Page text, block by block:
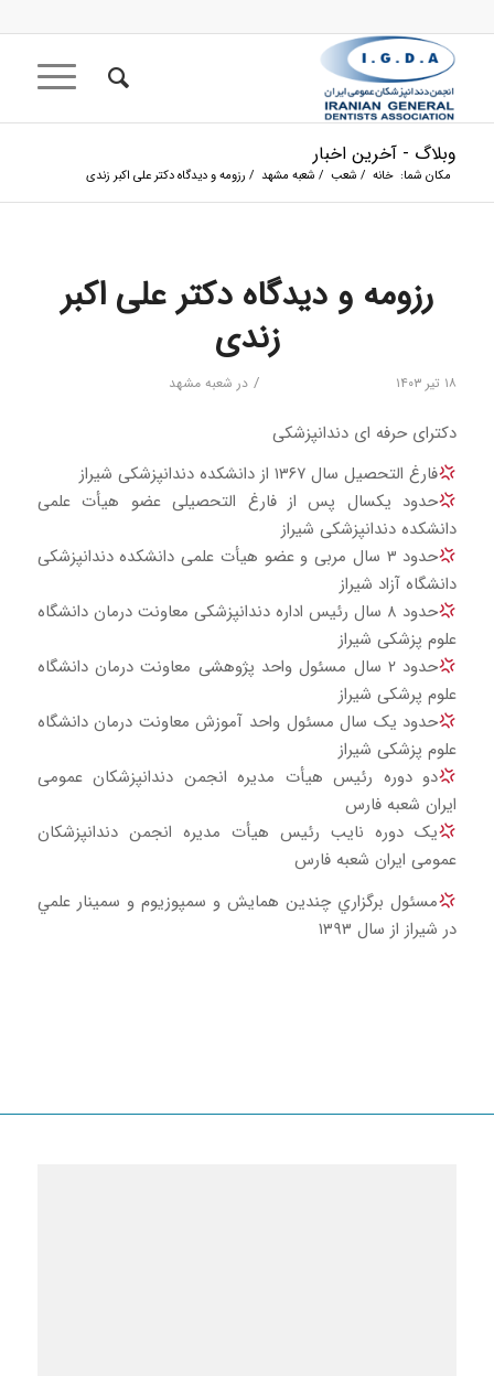
وبلاگ - آخرین اخبار
مکان شما: خانه / شعب / شعبه مشهد / رزومه و دیدگاه دکتر علی اکبر زندی
رزومه و دیدگاه دکتر علی اکبر
زندی
۱۸ تیر ۱۴۰۳ / در شعبه مشهد
دکترای حرفه ای دندانپزشکی
فارغ التحصیل سال ۱۳۶۷ از دانشکده دندانپزشکی شیراز
حدود یکسال پس از فارغ التحصیلی عضو هیأت علمی
دانشکده دندانپزشکی شیراز
حدود ۳ سال مربی و عضو هیأت علمی دانشکده دندانپزشکی
دانشگاه آزاد شیراز
حدود ۸ سال رئیس اداره دندانپزشکی معاونت درمان دانشگاه
علوم پزشکی شیراز
حدود ۲ سال مسئول واحد پژوهشی معاونت درمان دانشگاه
علوم پرشکی شیراز
حدود یک سال مسئول واحد آموزش معاونت درمان دانشگاه
علوم پزشکی شیراز
دو دوره رئیس هیأت مدیره انجمن دندانپزشکان عمومی
ایران شعبه فارس
یک دوره نایب رئیس هیأت مدیره انجمن دندانپزشکان
عمومی ایران شعبه فارس
مسئول برگزاري چندين همايش و سمپوزيوم و سمينار علمي
در شيراز از سال ١٣٩٣